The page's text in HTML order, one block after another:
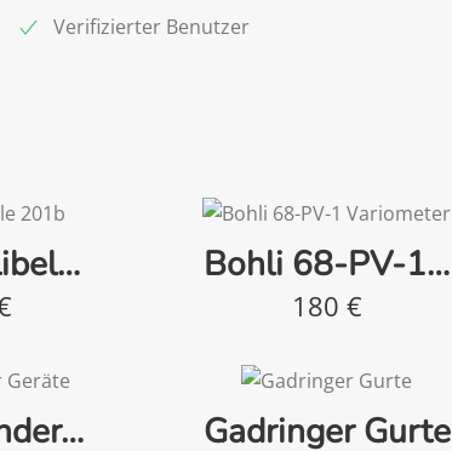
Verifizierter Benutzer
Bohli 68-PV-1…
180 €
Gadringer Gurte